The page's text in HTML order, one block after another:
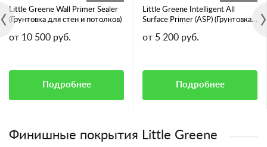
Little Greene Wall Primer Sealer
(Грунтовка для стен и потолков)
от 10 500 руб.
Подробнее
Little Greene Intelligent All
Surface Primer (ASP) (Грунтовка
от 5 200 руб.
Подробнее
Финишные покрытия Little Greene